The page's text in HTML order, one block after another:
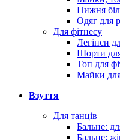
Нижня
Одяг для
Для фітнесу
Легінси
Шорти
Топ для
Майки
Взуття
Для танців
Бальне:
Бальне: